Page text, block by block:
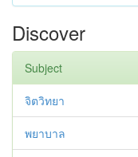
Discover
Subject
จิตวิทยา
พยาบาล